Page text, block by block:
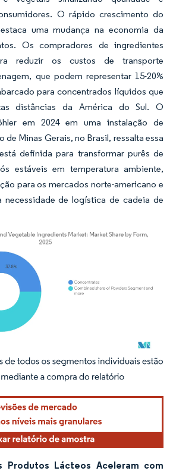
O rápido crescimento do
uma mudança na economia da
Os compradores de ingredientes
reduzir os custos de transporte
que podem representar 15-20%
para concentrados líquidos que
distâncias da América do Sul. O
em 2024 em uma instalação de
de Minas Gerais, no Brasil, ressalta essa
definida para transformar purês de
estáveis em temperatura ambiente,
para os mercados norte-americano e
necessidade de logística de cadeia de
O reuso requer atribuição conforme CC BY 4.0.
Produtos Lácteos Aceleram com